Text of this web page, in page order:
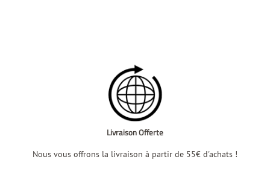
Livraison Offerte
Nous vous offrons la livraison à partir de 55€ d'achats !